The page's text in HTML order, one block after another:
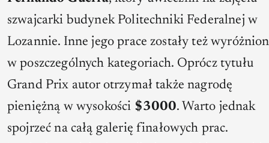
szwajcarki budynek Politechniki Federalnej w
Lozannie. Inne jego prace zostały też
w poszczególnych kategoriach. Oprócz tytułu
Grand Prix autor otrzymał także nagrodę
pieniężną w wysokości $3000. Warto jednak
spojrzeć na całą galerię finałowych prac.